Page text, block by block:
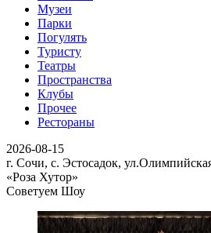
Музеи
Парки
Погулять
Туристу
Театры
Пространства
Клубы
Прочее
Рестораны
2026-08-15
г. Сочи, с. Эстосадок,
«Роза Хутор»
Советуем Шоу